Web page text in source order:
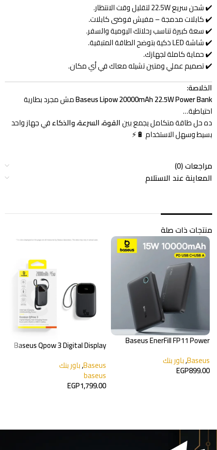
✔️ شحن سريع 22.5W لتقليل وقت الانتظار.
✔️ كابلات مدمجة – مفيش فوضى كابلات.
✔️ سعة كبيرة تناسب رحلاتك اليومية والسفر.
✔️ شاشة LED ذكية بتوضح الطاقة المتبقية.
✔️ حماية كاملة لجهازك.
✔️ تصميم عملي ومتين تشيله معاك في أي مكان.
الخلاصة:
Baseus Lipow 20000mAh 22.5W Power Bankمش مجرد بطارية
احتياطية…
ده حل طاقة متكامل يجمع بينالقوة، السرعة، والذكاءفي جهاز واحد
بسيط وسهل الاستخدام 🔋⚡
مراجعات (0)
المعاينة عند الاستلام
منتجات ذات صلة
Baseus EnerFill FP11 Power
Baseus
,باور بنك
EGP899.00
Baseus Qpow 3 Digital Display
Baseus
,باور بنك
baseus
EGP1,799.00